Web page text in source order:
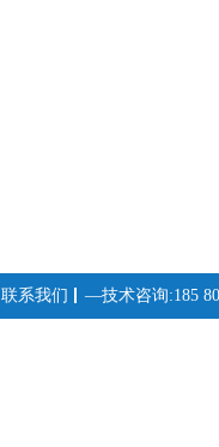
联系我们 —技术咨询:185